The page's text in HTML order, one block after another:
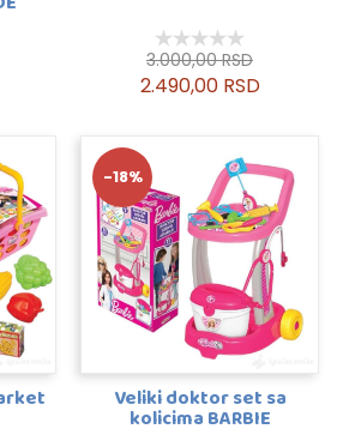
3.000,00 RSD
2.490,00 RSD
-18%
Veliki doktor set sa
kolicima BARBIE